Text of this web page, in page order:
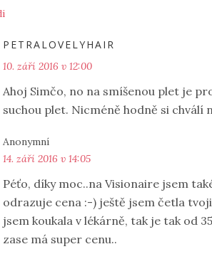
PETRALOVELYHAIR
10. září 2016 v 12:00
Ahoj Simčo, no na smíšenou plet je
suchou plet. Nicméně hodně si chválí
Anonymní
14. září 2016 v 14:05
Péťo, díky moc..na Visionaire jsem
odrazuje cena :-) ještě jsem četla
jsem koukala v lékárně, tak je tak od
zase má super cenu..